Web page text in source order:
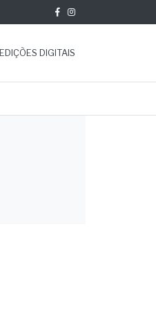
EDIÇÕES DIGITAIS